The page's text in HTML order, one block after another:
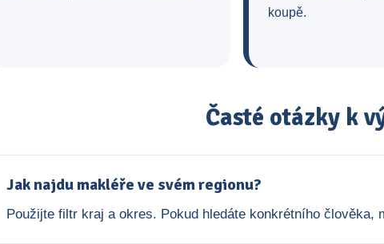
koupě.
Časté otázky k
Jak najdu makléře ve svém regionu?
Použijte filtr kraj a okres. Pokud hledáte konkrétního člověka,